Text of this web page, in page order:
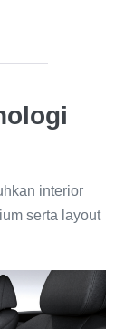
interior
serta layout